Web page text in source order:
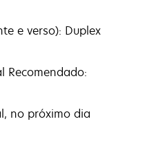
e verso): Duplex
Recomendado:
no próximo dia